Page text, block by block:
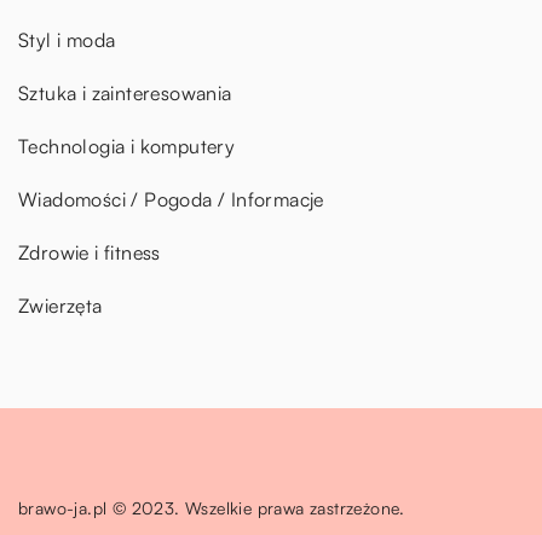
Styl i moda
Sztuka i zainteresowania
Technologia i komputery
Wiadomości / Pogoda / Informacje
Zdrowie i fitness
Zwierzęta
brawo-ja.pl © 2023. Wszelkie prawa zastrzeżone.